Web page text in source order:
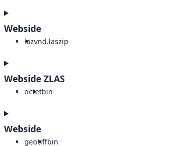
Webside
lazvnd.laszip
Webside ZLAS
octetbin
Webside
geotiffbin